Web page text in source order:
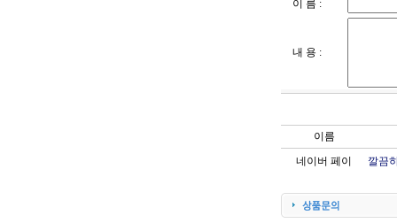
이 름 :
내 용 :
이름
네이버 페이
깔끔